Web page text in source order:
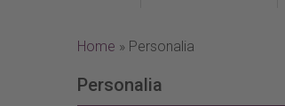
Home » Personalia
Personalia